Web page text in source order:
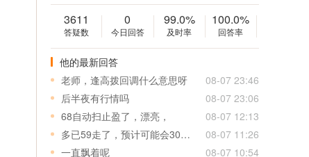
3611
答疑数
0
今日回答
99.0%
及时率
100.0%
回答率
他的最新回答
老师，逢高拨回调什么意思呀
08-07 23:46
后半夜有行情吗
08-07 23:06
68自动扫止盈了，漂亮，
08-07 12:13
多已59走了，预计可能会30→60还会拉扯，下来进也行，也是近30盈利了，短线可以了
08-07 11:26
一直飘着呢
08-07 10:54